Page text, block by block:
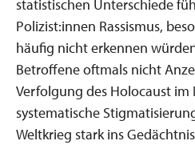
statistischen Unterschiede
Polizist:innen Rassismus,
häufig nicht erkennen
Betroffene oftmals nicht
Verfolgung des Holocaust im
systematische
Weltkrieg stark ins